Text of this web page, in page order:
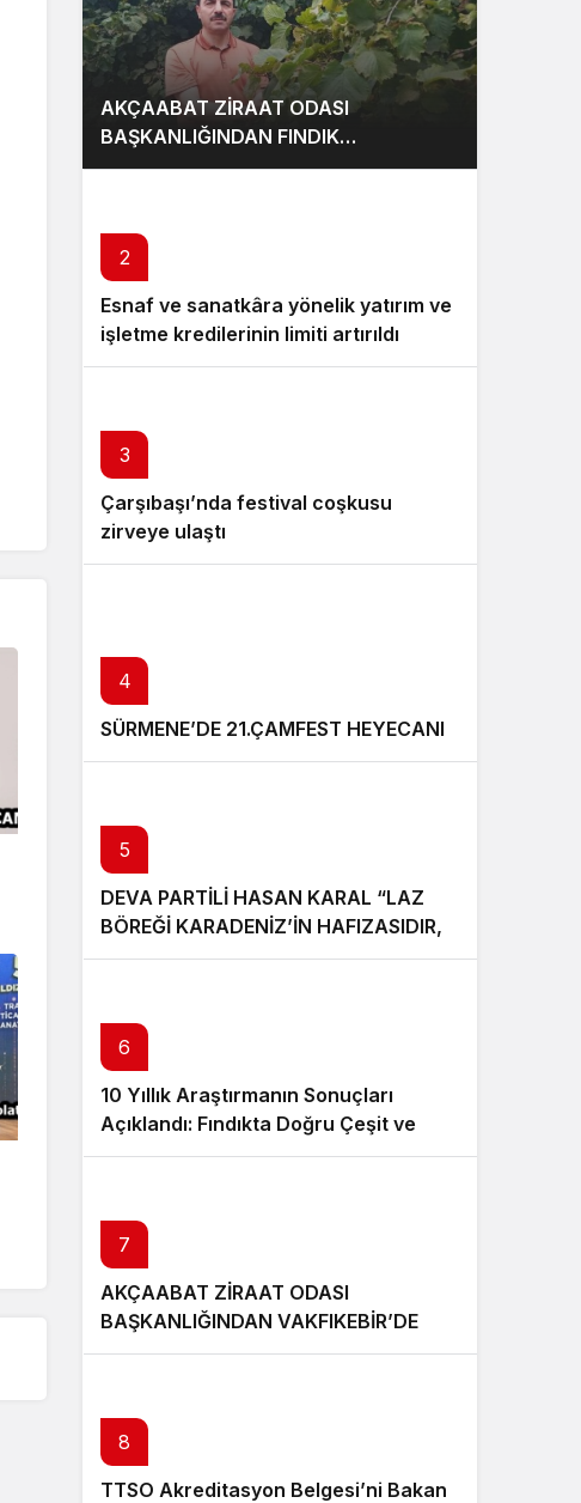
AKÇAABAT ZİRAAT ODASI
BAŞKANLIĞINDAN FINDIK
ÜRETİCİLERİNE AĞUSTOS AYI İÇİN
2
Esnaf ve sanatkâra yönelik yatırım ve
işletme kredilerinin limiti artırıldı
3
Çarşıbaşı’nda festival coşkusu
zirveye ulaştı
4
SÜRMENE’DE 21.ÇAMFEST HEYECANI
5
DEVA PARTİLİ HASAN KARAL “LAZ
BÖREĞİ KARADENİZ’İN HAFIZASIDIR,
KİMLİĞİ DEĞİŞTİRİLEMEZ”
6
10 Yıllık Araştırmanın Sonuçları
Açıklandı: Fındıkta Doğru Çeşit ve
Rakım Belirlendi
7
AKÇAABAT ZİRAAT ODASI
BAŞKANLIĞINDAN VAKFIKEBİR’DE
FINDIKTA BAHÇE GÜNÜ ETKİNLİĞİNE
8
TTSO Akreditasyon Belgesi’ni Bakan